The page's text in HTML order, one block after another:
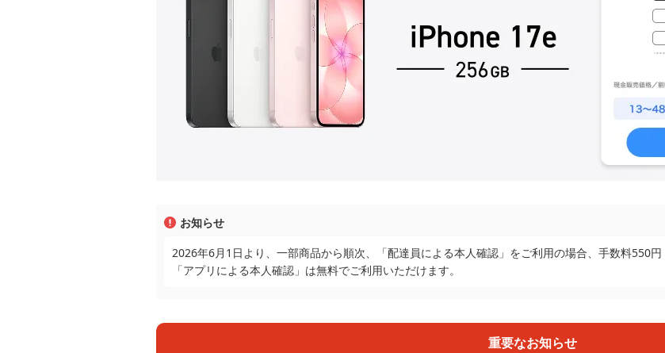
お知らせ
2026年6月1日より、一部商品から順次、「配達員による本人確認」をご利用の場合、手数料550円
「アプリによる本人確認」は無料でご利用いただけます。
重要なお知らせ